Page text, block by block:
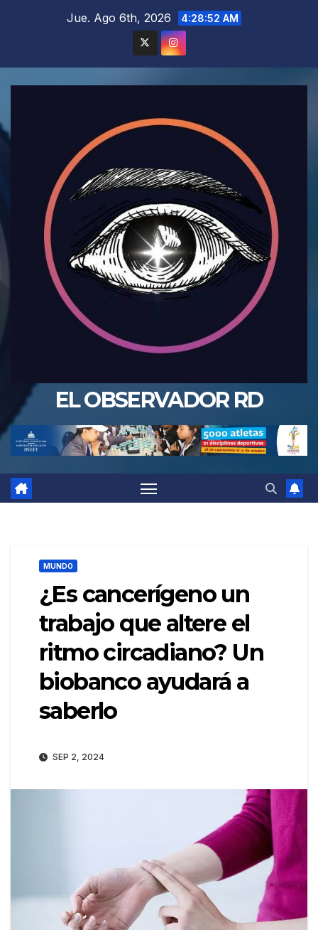
Jue. Ago 6th, 2026 4:28:54 AM
EL OBSERVADOR RD
MUNDO
¿Es cancerígeno un
trabajo que altere el
ritmo circadiano? Un
biobanco ayudará a
saberlo
SEP 2, 2024